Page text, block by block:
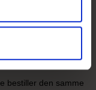
men jeg synes
bestiller den samme